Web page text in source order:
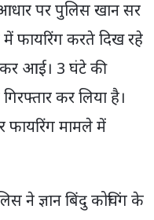
पर पुलिस खान सर
फायरिंग करते दिख रहे
आई। 3 घंटे की
कर लिया है।
फायरिंग मामले में
ने ज्ञान बिंदु कोचिंग के